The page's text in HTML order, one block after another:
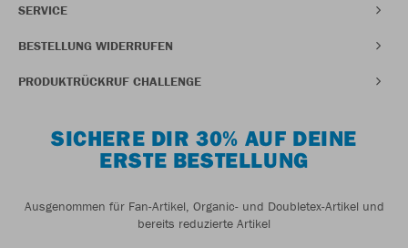
SERVICE
BESTELLUNG WIDERRUFEN
PRODUKTRÜCKRUF CHALLENGE
SICHERE DIR 30% AUF DEINE
ERSTE BESTELLUNG
Ausgenommen für Fan-Artikel, Organic- und Doubletex-Artikel und
bereits reduzierte Artikel